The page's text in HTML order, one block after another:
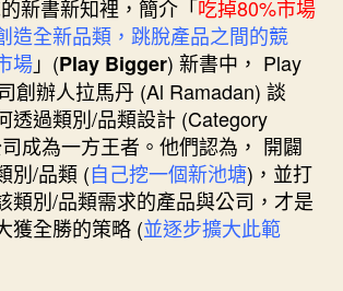
新書新知裡，簡介「吃掉80%市場
造全新品類，跳脫產品之間的競
場」(Play Bigger) 新書中， Play
創辦人拉馬丹 (Al Ramadan) 談
透過類別/品類設計 (Category
成為一方王者。他們認為， 開闢
別/品類 (自己挖一個新池塘)，並打
類別/品類需求的產品與公司，才是
獲全勝的策略 (並逐步擴大此範